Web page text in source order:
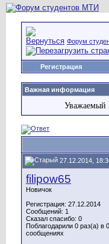
Форум
Регистрация
Важная информация
Уважаемый
27.12.2014,
filipow65
Новичок
Регистрация: 27.12.2014
Сообщений: 1
Сказал спасибо: 0
Поблагодарили 0 раз(а) в 0
сообщениях